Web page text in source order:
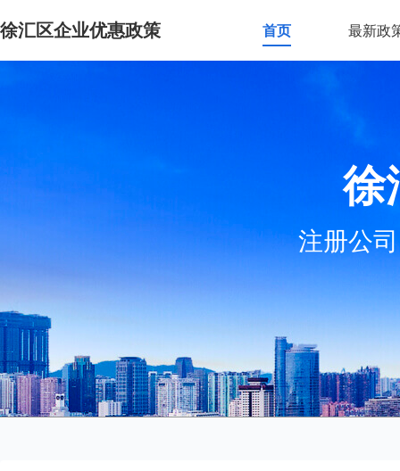
徐汇区企业优惠政策 首页 最新政
徐
注册公